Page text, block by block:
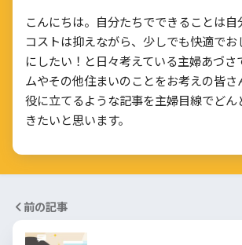
こんにちは。自分たちでできることは自
コストは抑えながら、少しでも快適で
にしたい！と日々考えている主婦あづさ
ムやその他住まいのことをお考えの皆さ
役に立てるような記事を主婦目線でどん
きたいと思います。
前の記事